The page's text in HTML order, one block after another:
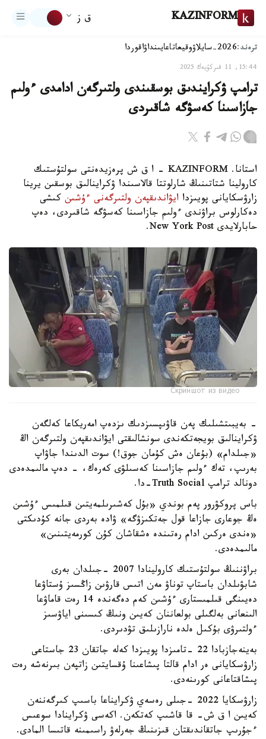
KAZINFORM ق ز
ترەند:2026-سايلاۋ وقيعاتاعايىنداۋاقوردا
15:44, 11 قىركۇيەك 2025
ترامپ ۋكرايندىق بوسقىندى ولتىرگەن ادامدى ءولىم
جازاسىنا كەسۋگە شاقىردى
استانا. KAZINFORM - ا ق ش پرەزيدەنتى سولتۇستىك
كارولينا شتاتىنىڭ شارلوتتا قالاسىندا ۋكراينالىق بوسقىن يرينا
زارۋسكايانى پويىزدا ايۋاندىقپەن ولتىرگەنى ءۇشىن كىشى
دەكارلوس براۋندى ءولىم جازاسىنا كەسۋگە شاقىردى، دەپ
حابارلايدى New York Post.
Скриншот из видео
- بەيبىتشىلىك پەن قاۋىپسىزدىك ىزدەپ امەريكاعا كەلگەن
ۋكراينالىق بويجەتكەندى سونشالىقتى ايۋاندىقپەن ولتىرگەن اڭ
«جىلدام» (بۇعان ەش كۇمان جوق!) سوت الدىندا جاۋاپ
بەرىپ، تەك ءولىم جازاسىنا كەسىلۋى كەرەك، - دەپ مالىمدەدى
دونالد ترامپ Truth Social-دا.
باس پروكۋرور پەم بوندي «بۇل كەشىرىلمەيتىن قىلمىس ءۇشىن
ەڭ جوعارى جازاعا قول جەتكىزۋگە» ۋادە بەردى جانە كۇدىكتى
«ەندى ەركىن ادام رەتىندە ەشقاشان كۇن كورمەيتىنىن»
مالىمدەدى.
براۋننىڭ سولتۇستىك كارولينادا 2007 -جىلدان بەرى
شابۋىلدان باستاپ توناۋ مەن اتىس قارۋىن زاڭسىز ۇستاۋعا
دەيىنگى قىلمىستارى ءۇشىن كەم دەگەندە 14 رەت قاماۋعا
الىنعانى بەلگىلى بولعاننان كەيىن ونىڭ كىسىنى اياۋسىز
ءولتىرۋى بۇكىل ەلدە نارازىلىق تۋدىردى.
بەينەجازبادا 22 -تامىزدا پويىزدا كەلە جاتقان 23 جاستاعى
زارۋسكايانى ەر ادام قالتا پىشاعىنا ۇقسايتىن زاتپەن بىرنەشە رەت
پىشاقتاعانى كورىنەدى.
زارۋسكايا 2022 -جىلى رەسەي ۋكرايناعا باسىپ كىرگەننەن
كەيىن ا ق ش- قا قاشىپ كەتكەن. اكەسى ۋكراينادا سوعىس
ءجۇرىپ جاتقاندىقتان قىزىنىڭ جەرلەۋ راسىمىنە قاتىسا المادى.